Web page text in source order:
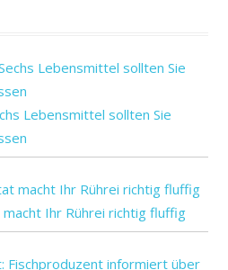
Lebensmittel sollten Sie
macht Ihr Rührei richtig fluffig